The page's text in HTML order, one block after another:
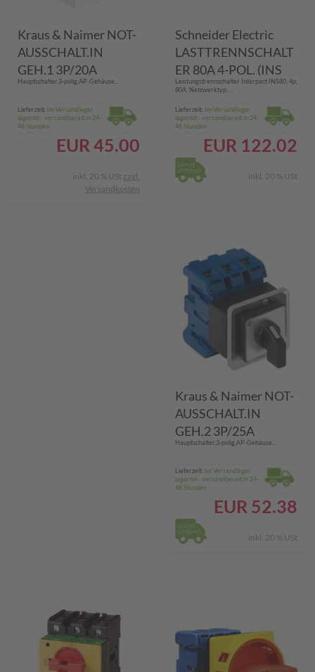
Kraus & Naimer NOT-
AUSSCHALT.IN
GEH.1 3P/20A
(KG10.T203/33.KS11
V)
Hauptschalter,3-polig,AP-Gehäuse...
Lieferzeit: Im Versandlager
lagernd - versandbereit in 24-
48 Stunden
EUR 45.00
inkl. 20 % USt zzgl.
Versandkosten
Schneider Electric
LASTTRENNSCHALT
ER 80A 4-POL. (INS
80 INTERPACT)
Leistungstrennschalter Interpact INS80, 4p,
80A. Netzwerktyp:...
Lieferzeit: Im Versandlager
lagernd - versandbereit in 24-
48 Stunden
EUR 122.02
inkl. 20 % USt
Kraus & Naimer NOT-
AUSSCHALT.IN
GEH.2 3P/25A
(KG20.T203/33.KL11
V)
Hauptschalter,3-polig,AP-Gehäuse...
Lieferzeit: Im Versandlager
lagernd - versandbereit in 24-
48 Stunden
EUR 52.38
inkl. 20 % USt